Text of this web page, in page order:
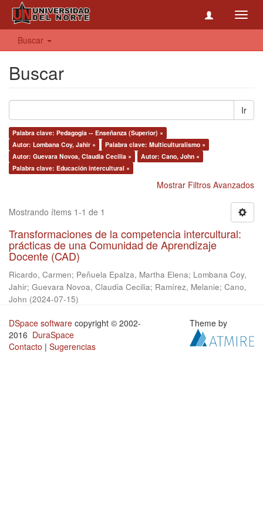
Buscar
Buscar
Ir
Palabra clave: Pedagogía -- Enseñanza (Superior) ×
Autor: Lombana Coy, Jahir ×
Palabra clave: Multiculturalismo ×
Autor: Guevara Novoa, Claudia Cecilia ×
Autor: Cano, John ×
Palabra clave: Educación intercultural ×
Mostrar Filtros Avanzados
Mostrando ítems 1-1 de 1
Transformaciones de la competencia intercultural:
prácticas de una Comunidad de Aprendizaje
Docente (CAD)
Ricardo, Carmen; Peñuela Epalza, Martha Elena; Lombana Coy,
Jahir; Guevara Novoa, Claudia Cecilia; Ramírez, Melanie; Cano,
John (2024-07-15)
DSpace software copyright © 2002-
2016 DuraSpace
Contacto | Sugerencias
Theme by